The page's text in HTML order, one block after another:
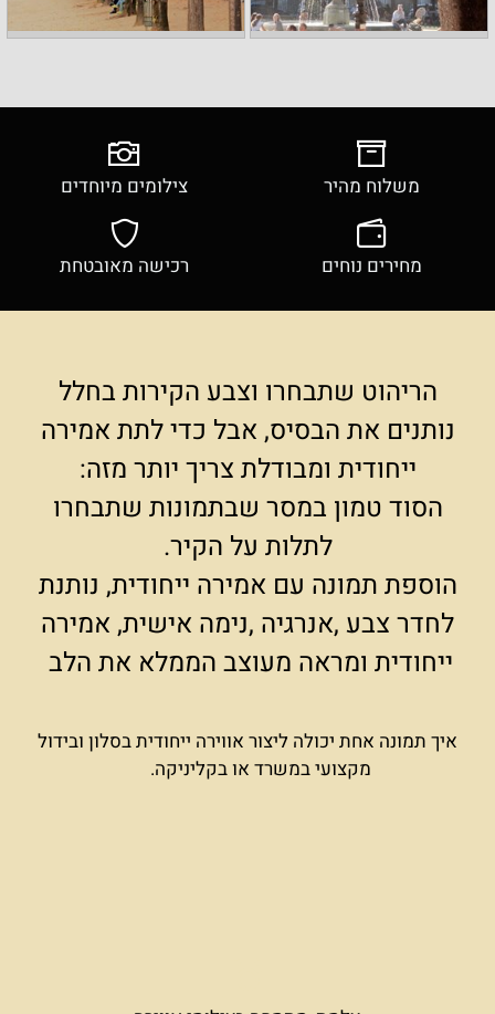
משלוח מהיר צילומים מיוחדים
מחירים נוחים רכישה מאובטחת
הריהוט שתבחרו וצבע הקירות בחלל
נותנים את הבסיס, אבל כדי לתת אמירה
ייחודית ומבודלת צריך יותר מזה:
הסוד טמון במסר שבתמונות שתבחרו
לתלות על הקיר.
הוספת תמונה עם אמירה ייחודית, נותנת
לחדר צבע ,אנרגיה ,נימה אישית, אמירה
ייחודית ומראה מעוצב הממלא את הלב
איך תמונה אחת יכולה ליצור אווירה ייחודית בסלון ובידול
מקצועי במשרד או בקליניקה.